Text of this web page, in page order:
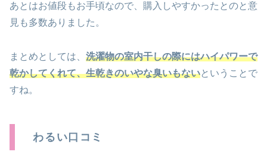
あとはお値段もお手頃なので、購入しやすかったとのと意
見も多数ありました。
まとめとしては、 洗濯物の室内干しの際にはハイパワーで
乾かしてくれて、生乾きのいやな臭いもないということで
すね。
わるい口コミ